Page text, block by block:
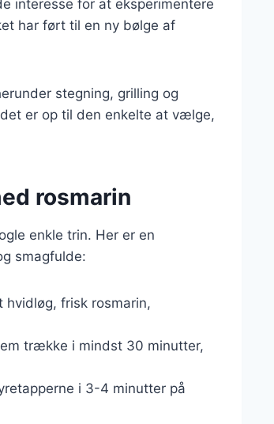
interesse for at eksperimentere
har ført til en ny bølge af
stegning, grilling og
er op til den enkelte at vælge,
rosmarin
enkle trin. Her er en
smagfulde:
hvidløg, frisk rosmarin,
trække i mindst 30 minutter,
i 3-4 minutter på